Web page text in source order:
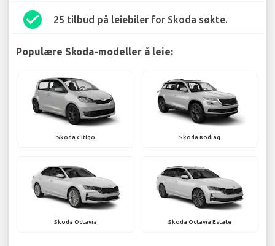
check_circle 25 tilbud på leiebiler for Skoda søkte.
Populære Skoda-modeller å leie:
Skoda Citigo Skoda Kodiaq
Skoda Octavia Skoda Octavia Estate